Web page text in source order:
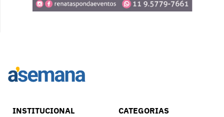
INSTITUCIONAL CATEGORIAS